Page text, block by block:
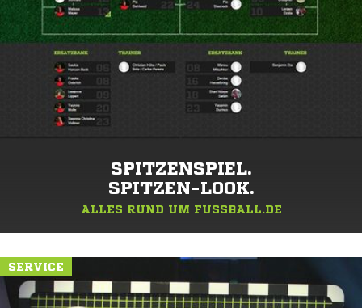
SPITZENSPIEL.
SPITZEN-LOOK.
ALLES RUND UM FUSSBALL.DE
SERVICE